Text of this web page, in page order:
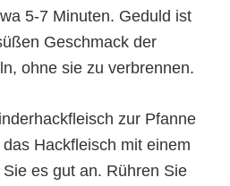
5-7 Minuten. Geduld ist
Geschmack der
ohne sie zu verbrennen.
zur Pfanne
Hackfleisch mit einem
es gut an. Rühren Sie